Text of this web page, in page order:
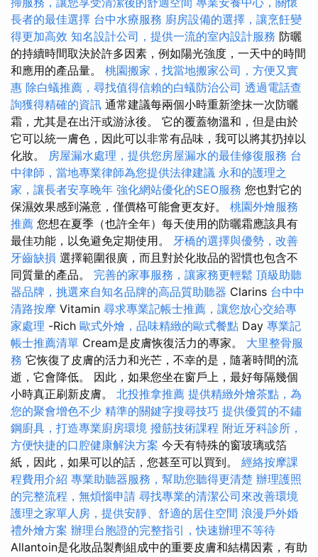
長者的最佳選擇 台中水療服務 廚房設備的選擇，讓烹飪變
得更加高效 知名設計公司，提供一流的室內設計服務 防曬
的持續時間取決於許多因素，例如陽光強度，一天中的時間
和應用的產品量。 桃園搬家，找當地搬家公司，方便又實
惠 除白蟻推薦，尋找值得信賴的白蟻防治公司 透過電話查
詢獲得精確的資訊 通常建議每兩個小時重新塗抹一次防曬
霜，尤其是在出汗或游泳後。 它的覆蓋物溫和，但是由於
它可以統一膚色，因此可以非常有品味，我可以將其扔掉以
化妝。 房屋漏水處理，提供您房屋漏水的最佳修復服務 台
中律師，當地專業律師為您提供法律建議 永和的護理之
家，讓長者安享晚年 強化網站優化的SEO服務 您也對它的
保濕效果感到滿意，僅價格可能會更友好。 桃園外燴服務
推薦 您想在夏季（也許全年）每天使用的防曬霜應該具有
最佳功能，以免避免定期使用。 牙橋的選擇與優勢，改善
牙齒缺損 選擇範圍很廣，而且對於化妝品的習慣也包含不
同質量的產品。 完善的家事服務，讓家務更輕鬆 頂級助聽
器品牌，挑選來自知名品牌的高品質助聽器 Clarins 台中中
清路按摩 Vitamin 尋求專業記帳士推薦，讓您放心交給專
家處理 -Rich 歐式外燴，品味精緻的歐式餐點 Day 專業記
帳士推薦清單 Cream是皮膚恢復活力的專家。 大里整骨服
務 它恢復了皮膚的活力和光芒，不幸的是，隨著時間的流
逝，它會降低。 因此，如果您坐在窗戶上，最好每隔幾個
小時真正刷新皮膚。 北投推拿推薦 提供精緻外燴茶點，為
您的聚會增色不少 精準的關鍵字搜尋技巧 提供優質的不鏽
鋼廚具，打造專業廚房環境 撥筋技術課程 附近牙科診所，
方便快捷的口腔健康解決方案 今天有特殊的窗玻璃或箔
紙，因此，如果可以的話，您甚至可以買到。 經絡按摩課
程費用介紹 專業助聽器服務，幫助您聽得更清楚 辦理護照
的完整流程，無煩惱申請 尋找專業的清潔公司來改善環境
護理之家單人房，提供安靜、舒適的居住空間 浪漫戶外婚
禮外燴方案 辦理台胞證的完整指引，快速辦理不等待
Allantoin是化妝品製劑組成中的重要皮膚和結構因素，有助